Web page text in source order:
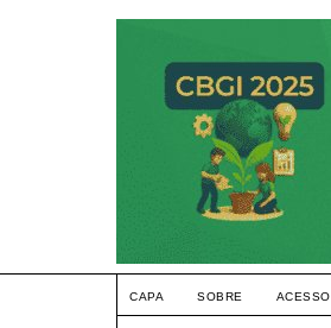
CAPA SOBRE ACESSO